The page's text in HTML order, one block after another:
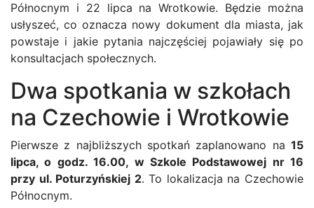
Północnym i 22 lipca na Wrotkowie. Będzie można
usłyszeć, co oznacza nowy dokument dla miasta, jak
powstaje i jakie pytania najczęściej pojawiały się po
konsultacjach społecznych.
Dwa spotkania w szkołach
na Czechowie i Wrotkowie
Pierwsze z najbliższych spotkań zaplanowano na 15
lipca, o godz. 16.00, w Szkole Podstawowej nr 16
przy ul. Poturzyńskiej 2. To lokalizacja na Czechowie
Północnym.